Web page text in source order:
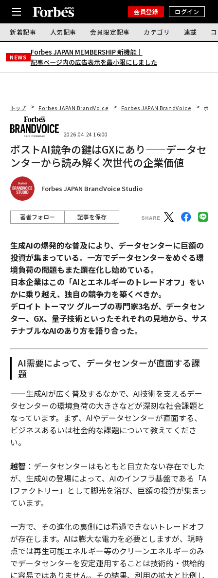
会員登録 ログイン
新着記事 人気記事 会員限定記事 カテゴリ 連載
NEWS
Forbes JAPAN MEMBERSHIP 新機能｜
記事ページ内の広告表示を最小限にしました
トップ Forbes JAPAN BrandVoice Forbes JAPAN BrandVoice ポス
2026.04.24 16:00
ポストAI競争の鍵はGXにあり——データセ
ンターから読み解く次世代の企業価値
Forbes JAPAN BrandVoice Studio
著者フォロー 記事を保存
生成AIの爆発的な普及により、データセンターに巨額の
投資が集まっている。一方でデータセンターをめぐる環
境負荷の問題もまた顕在化し始めている。
日本企業はこの「AIとエネルギーのトレードオフ」をい
かに乗り越え、独自の競争力を築くべきか。
デロイト トーマツ グループの専門家3名が、データセン
ター、GX、量子技術といったそれぞれの見地から、サス
テナブルなAIのあり方を語り合った。
AI需要によって、データセンターが直面する課
題
——生成AIが広く普及するなかで、AI技術を支えるデー
タセンターの環境負荷の大きさなどが深刻な社会課題と
なっています。まず、AIやデータセンターが直面する、
ビジネスあるいは社会的な課題について教えてくださ
い。
越智 ：データセンターはもともと目立たない存在でした
が、生成AIの登場によって、AIのインフラ基盤である「A
Iファクトリー」として脚光を浴び、巨額の投資が集まっ
ています。
一方で、その進化の裏側には看過できないトレードオフ
が存在します。AIは膨大な電力を必要としますが、現時
点では再生可能エネルギー等のクリーンエネルギーのみ
でデータセンターを安定運用することは技術的・供給的
に容易ではありません。その結果、利用の拡大と比例し